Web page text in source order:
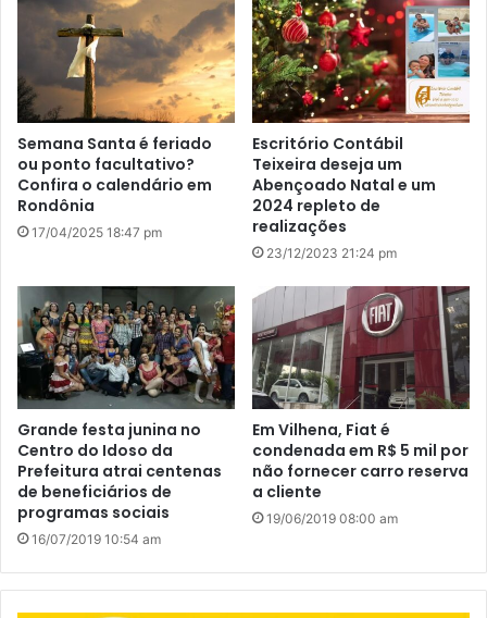
Semana Santa é feriado
ou ponto facultativo?
Confira o calendário em
Rondônia
17/04/2025 18:47 pm
Escritório Contábil
Teixeira deseja um
Abençoado Natal e um
2024 repleto de
realizações
23/12/2023 21:24 pm
Grande festa junina no
Centro do Idoso da
Prefeitura atrai centenas
de beneficiários de
programas sociais
16/07/2019 10:54 am
Em Vilhena, Fiat é
condenada em R$ 5 mil por
não fornecer carro reserva
a cliente
19/06/2019 08:00 am